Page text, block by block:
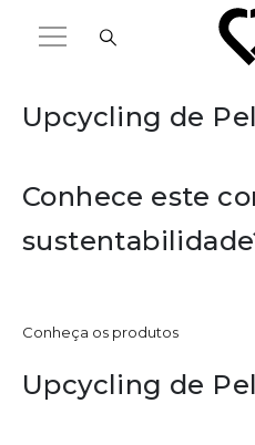
Upcycling de
Conhece este
Conheça os produtos
Upcycling de